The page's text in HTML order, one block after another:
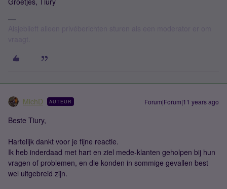
MichD AUTEUR Forum|Forum|11 years ago
Beste Tiury,
Hartelijk dankt voor je fijne reactie.
Ik heb inderdaad met hart en ziel mede-klanten geholpen bij hun
vragen of problemen, en die konden in sommige gevallen best
wel uitgebreid zijn.